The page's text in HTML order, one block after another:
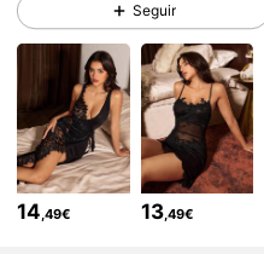
4,86 83K Seguidores
4,86 83K Seguidores
4,86 83K Seguidores
Seguir
14,49€ 13,49€